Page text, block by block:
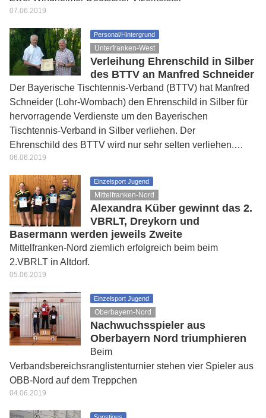
07.06.2019
Personal/Hintergrund
Unterfranken-West
Verleihung Ehrenschild in Silber
des BTTV an Manfred Schneider
Der Bayerische Tischtennis-Verband (BTTV) hat Manfred
Schneider (Lohr-Wombach) den Ehrenschild in Silber für
hervorragende Verdienste um den Bayerischen
Tischtennis-Verband in Silber verliehen. Der
Ehrenschild des BTTV wird nur sehr selten verliehen.…
06.06.2019
Einzelsport Jugend
Mittelfranken-Nord
Alexandra Küber gewinnt das 2.
VBRLT, Dreykorn und
Basermann werden jeweils Zweite
Mittelfranken-Nord ziemlich erfolgreich beim beim
2.VBRLT in Altdorf.
05.06.2019
Einzelsport Jugend
Oberbayern-Nord
Nachwuchsspieler aus
Oberbayern Nord triumphieren
Beim
Verbandsbereichsranglistenturnier stehen vier Spieler aus
OBB-Nord auf dem Treppchen
04.06.2019